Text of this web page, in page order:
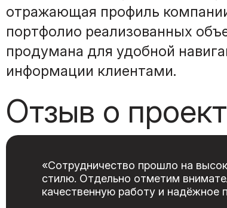
отражающая профиль
портфолио реализованных
продумана для удобной
информации клиентами.
Отзыв о
«Сотрудничество прошло на
стилю. Отдельно отметим
качественную работу и надёжное